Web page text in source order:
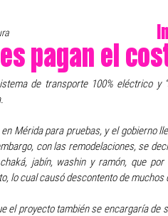
pagan el
de transporte 100% eléctrico
Mérida para pruebas, y el gobierno
con las remodelaciones, se
jabín, washin y ramón, que
lo cual causó descontento de muchos
el proyecto también se encargaría